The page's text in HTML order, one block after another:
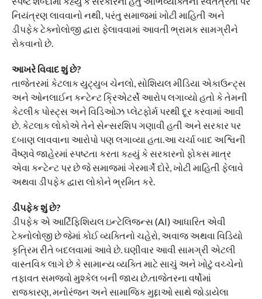
નિયંત્રણ લાવવાનો નથી, પરંતુ સમાજમાં ખોટી માહિતી અને
ડીપફેક ટેક્નોલોજી દ્વારા ફેલાવવામાં આવતી ભ્રામક સામગ્રીને
રોકવાનો છે.
આખરે વિવાદ શું છે?
તાજેતરમાં કેટલાક યુટ્યુબ ચેનલો, સોશિયલ મીડિયા એકાઉન્ટ્સ
અને ઓનલાઈન કન્ટેન્ટ ક્રિએટર્સે આરોપ લગાવ્યો હતો કે તેમની
કેટલીક પોસ્ટ્સ અને વિડિઓઝ પ્લેટફોર્મ પરથી દૂર કરવામાં આવી
છે. કેટલાક લોકોએ તેને સેન્સરશિપ ગણાવી હતી અને સરકાર પર
દબાણ લાવવાના આરોપો પણ લગાવ્યા હતા.આ ચર્ચા બાદ અશ્વિની
વૈષ્ણવે જાહેરમાં સ્પષ્ટતા કરતા કહ્યું કે સરકારનો ફોકસ માત્ર
એવા કન્ટેન્ટ પર છે જે સમાજમાં ગેરમાર્ગે દોરે, ખોટી માહિતી ફેલાવે
અથવા ડીપફેક દ્વારા લોકોને ભ્રમિત કરે.
ડીપફેક શું છે?
ડીપફેક એ આર્ટિફિશિયલ ઇન્ટેલિજન્સ (AI) આધારિત એવી
ટેક્નોલોજી છે જેમાં કોઈ વ્યક્તિનો ચહેરો, અવાજ અથવા વિડિયો
કૃત્રિમ રીતે બદલવામાં આવે છે. ઘણીવાર આવી સામગ્રી એટલી
વાસ્તવિક લાગે છે કે સામાન્ય વ્યક્તિ માટે સાચું અને ખોટું વચ્ચેનો
તફાવત સમજવો મુશ્કેલ બની જાય છે.તાજેતરના વર્ષોમાં
રાજકારણ, મનોરંજન અને સામાજિક મુદ્દાઓ સાથે જોડાયેલા